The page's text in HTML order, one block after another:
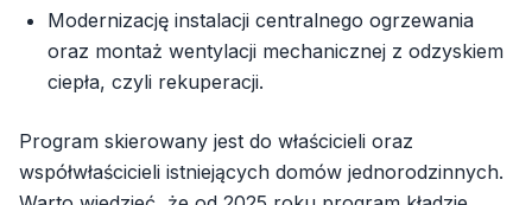
Modernizację instalacji centralnego ogrzewania
oraz montaż wentylacji mechanicznej z odzyskiem
ciepła, czyli rekuperacji.
Program skierowany jest do właścicieli oraz
współwłaścicieli istniejących domów jednorodzinnych.